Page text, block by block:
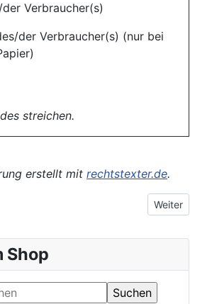
Verbraucher(s)
der Verbraucher(s) (nur bei
streichen.
erstellt mit rechtstexter.de.
Fußzeile Nächster
Weiter
Shop